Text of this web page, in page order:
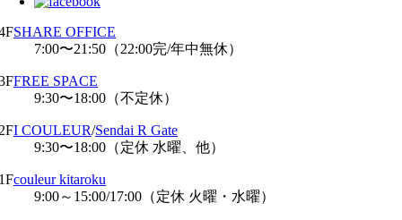
SHARE OFFICE
7:00〜21:50（22:00完/年中無休）
FREE SPACE
9:30〜18:00（不定休）
I COULEUR/Sendai R Gate
9:30〜18:00（定休 水曜、他）
couleur kitaroku
9:00～15:00/17:00（定休 火曜・水曜）